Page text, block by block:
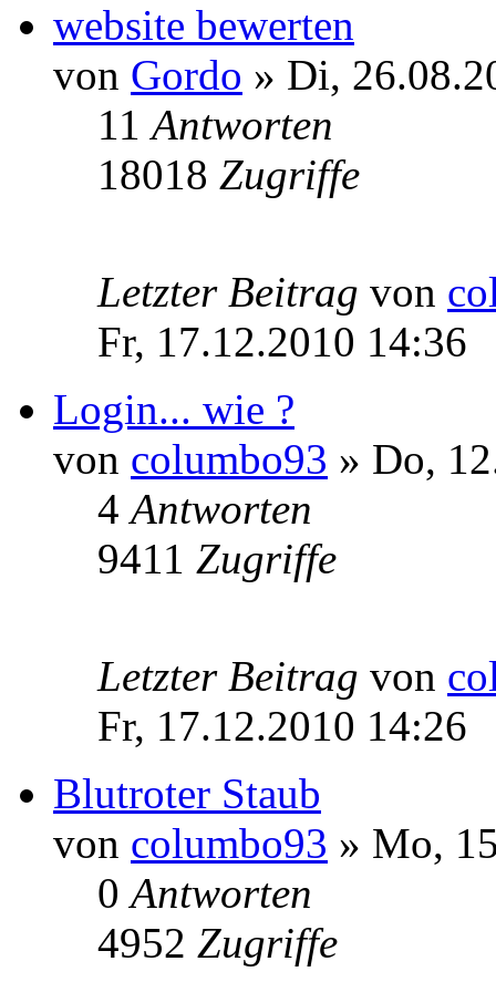
website bewerten
von Gordo » Di,
11Antworten
18018 Zugriffe
Letzter Beitrag von
Fr, 17.12.2010 14:36
Login... wie ?
von columbo93 » Do,
4Antworten
9411 Zugriffe
Letzter Beitrag von
Fr, 17.12.2010 14:26
Blutroter Staub
von columbo93 » Mo,
0Antworten
4952 Zugriffe